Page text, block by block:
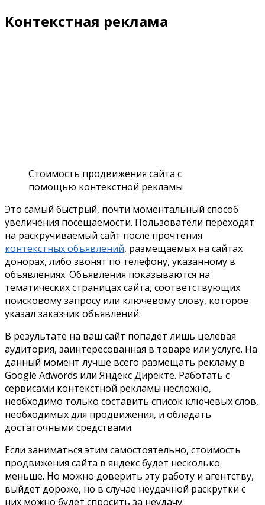
Контекстная реклама
Стоимость продвижения сайта с
помощью контекстной рекламы
Это самый быстрый, почти моментальный способ
увеличения посещаемости. Пользователи переходят
на раскручиваемый сайт после прочтения
контекстных объявлений, размещаемых на сайтах
донорах, либо звонят по телефону, указанному в
объявлениях. Объявления показываются на
тематических страницах сайта, соответствующих
поисковому запросу или ключевому слову, которое
указал заказчик объявлений.
В результате на ваш сайт попадет лишь целевая
аудитория, заинтересованная в товаре или услуге. На
данный момент лучше всего размещать рекламу в
Google Adwords или Яндекс Директе. Работать с
сервисами контекстной рекламы несложно,
необходимо только составить список ключевых слов,
необходимых для продвижения, и обладать
достаточными средствами.
Если заниматься этим самостоятельно, стоимость
продвижения сайта в яндекс будет несколько
меньше. Но можно доверить эту работу и агентству,
выйдет дороже, но в случае неудачной раскрутки с
них можно будет спросить за неудачу.